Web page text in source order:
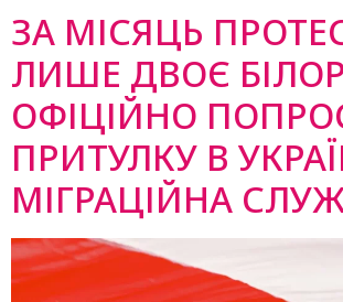
ЗА МІСЯЦЬ
ЛИШЕ ДВОЄ
ОФІЦІЙНО
ПРИТУЛКУ В
МІГРАЦІЙНА